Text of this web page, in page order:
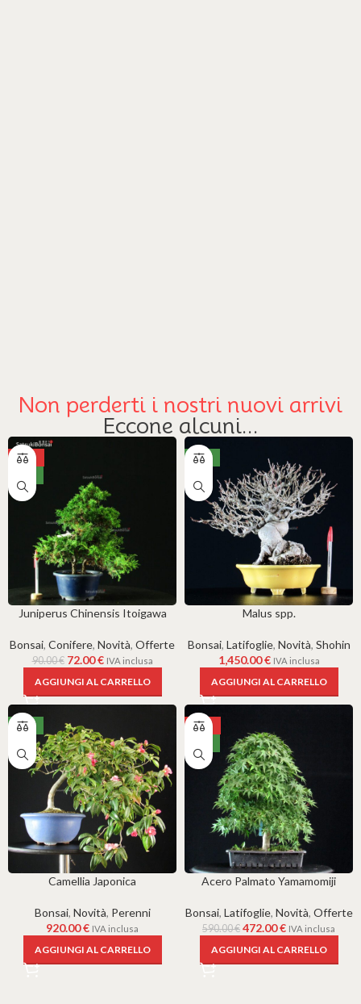
Non perderti i nostri nuovi arrivi
Eccone alcuni...
-20%
Juniperus Chinensis Itoigawa
Bonsai, Conifere, Novità, Offerte
90.00€ 72.00€ IVA inclusa
AGGIUNGI AL CARRELLO
NEW
Malus spp.
Bonsai, Latifoglie, Novità, Shohin
1,450.00€ IVA inclusa
AGGIUNGI AL CARRELLO
NEW
Camellia Japonica
Bonsai, Novità, Perenni
920.00€ IVA inclusa
AGGIUNGI AL CARRELLO
-20%
Acero Palmato Yamamomiji
Bonsai, Latifoglie, Novità, Offerte
590.00€ 472.00€ IVA inclusa
AGGIUNGI AL CARRELLO